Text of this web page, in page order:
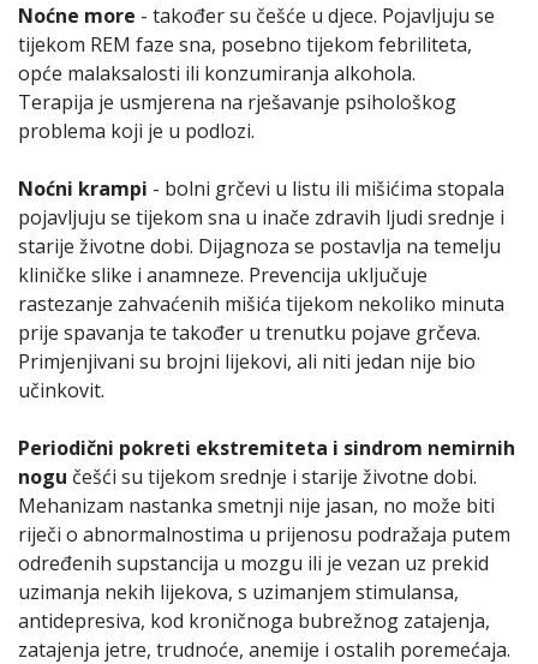
Noćne more - također su češće u djece. Pojavljuju se
tijekom REM faze sna, posebno tijekom febriliteta,
opće malaksalosti ili konzumiranja alkohola.
Terapija je usmjerena na rješavanje psihološkog
problema koji je u podlozi.
Noćni krampi - bolni grčevi u listu ili mišićima stopala
pojavljuju se tijekom sna u inače zdravih ljudi srednje i
starije životne dobi. Dijagnoza se postavlja na temelju
kliničke slike i anamneze. Prevencija uključuje
rastezanje zahvaćenih mišića tijekom nekoliko minuta
prije spavanja te također u trenutku pojave grčeva.
Primjenjivani su brojni lijekovi, ali niti jedan nije bio
učinkovit.
Periodični pokreti ekstremiteta i sindrom nemirnih
nogu češći su tijekom srednje i starije životne dobi.
Mehanizam nastanka smetnji nije jasan, no može biti
riječi o abnormalnostima u prijenosu podražaja putem
određenih supstancija u mozgu ili je vezan uz prekid
uzimanja nekih lijekova, s uzimanjem stimulansa,
antidepresiva, kod kroničnoga bubrežnog zatajenja,
zatajenja jetre, trudnoće, anemije i ostalih poremećaja.